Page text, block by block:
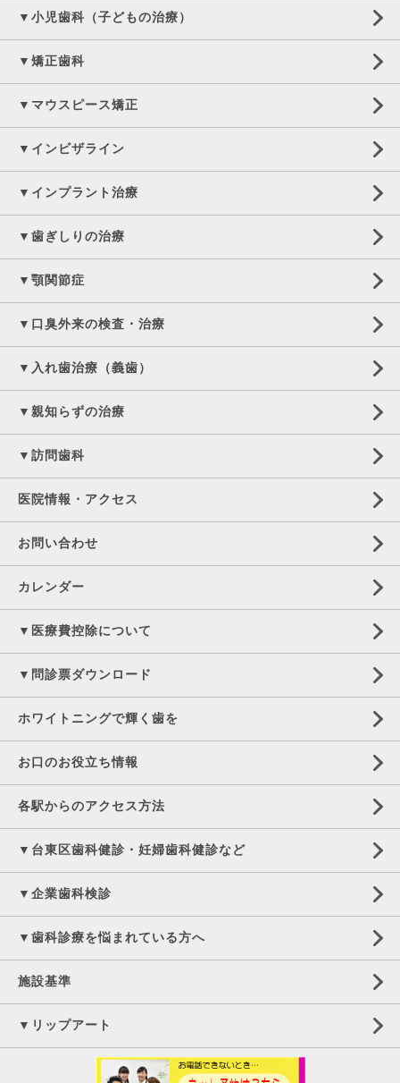
▼小児歯科（子どもの治療）
▼矯正歯科
▼マウスピース矯正
▼インビザライン
▼インプラント治療
▼歯ぎしりの治療
▼顎関節症
▼口臭外来の検査・治療
▼入れ歯治療（義歯）
▼親知らずの治療
▼訪問歯科
医院情報・アクセス
お問い合わせ
カレンダー
▼医療費控除について
▼問診票ダウンロード
ホワイトニングで輝く歯を
お口のお役立ち情報
各駅からのアクセス方法
▼台東区歯科健診・妊婦歯科健診など
▼企業歯科検診
▼歯科診療を悩まれている方へ
施設基準
▼リップアート